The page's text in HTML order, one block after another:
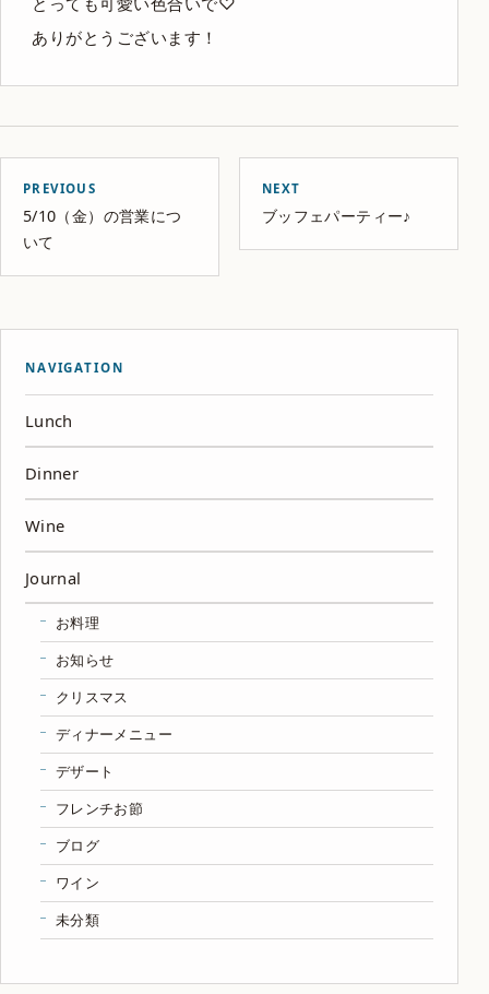
ありがとうございます！
PREVIOUS
5/10（金）の営業につ
いて
NEXT
ブッフェパーティー♪
NAVIGATION
Lunch
Dinner
Wine
Journal
お料理
お知らせ
クリスマス
ディナーメニュー
デザート
フレンチお節
ブログ
ワイン
未分類